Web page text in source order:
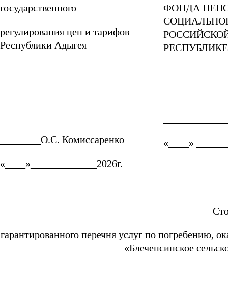
государственного
регулирования цен и тарифов
Республики Адыгея
________О.С. Комиссаренко
«____»_____________2026г.
ФОНДА
«____»
гарантированного перечня услуг по погребению,
«Блечепсинское